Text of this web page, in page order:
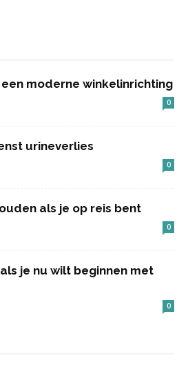
moderne winkelinrichting
0
urineverlies
0
als je op reis bent
0
je nu wilt beginnen met
0